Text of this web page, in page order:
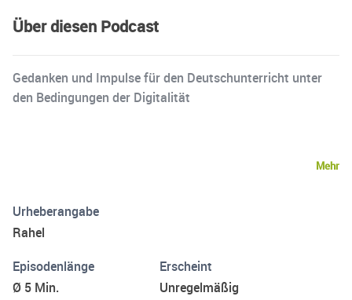
Über diesen Podcast
Gedanken und Impulse für den Deutschunterricht unter
den Bedingungen der Digitalität
Mehr
Urheberangabe
Rahel
Episodenlänge
Ø 5 Min.
Erscheint
Unregelmäßig